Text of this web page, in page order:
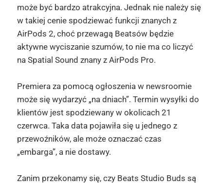
może być bardzo atrakcyjna. Jednak nie należy się
w takiej cenie spodziewać funkcji znanych z
AirPods 2, choć przewagą Beatsów będzie
aktywne wyciszanie szumów, to nie ma co liczyć
na Spatial Sound znany z AirPods Pro.
Premiera za pomocą ogłoszenia w newsroomie
może się wydarzyć „na dniach”. Termin wysyłki do
klientów jest spodziewany w okolicach 21
czerwca. Taka data pojawiła się u jednego z
przewoźników, ale może oznaczać czas
„embarga”, a nie dostawy.
Zanim przekonamy się, czy Beats Studio Buds są